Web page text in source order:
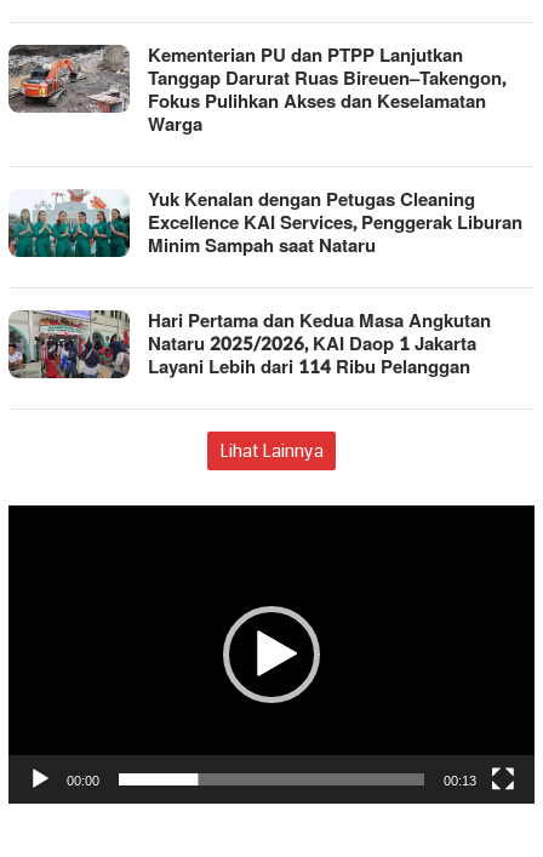
Kementerian PU dan PTPP Lanjutkan
Tanggap Darurat Ruas Bireuen–Takengon,
Fokus Pulihkan Akses dan Keselamatan
Warga
Yuk Kenalan dengan Petugas Cleaning
Excellence KAI Services, Penggerak Liburan
Minim Sampah saat Nataru
Hari Pertama dan Kedua Masa Angkutan
Nataru 2025/2026, KAI Daop 1 Jakarta
Layani Lebih dari 114 Ribu Pelanggan
Lihat Lainnya
00:00 00:13